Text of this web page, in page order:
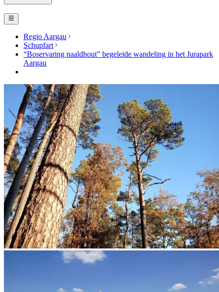
Regio Aargau
Schupfart
“Boservaring naaldhout” begeleide wandeling in het Jurapark
Aargau